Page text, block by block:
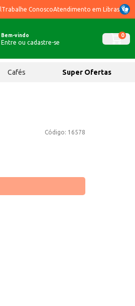
Trabalhe ConoscoAtendimento em Libras
Bem-vindo
Entre ou cadastre-se
0
Cafés Super Ofertas
Código: 16578